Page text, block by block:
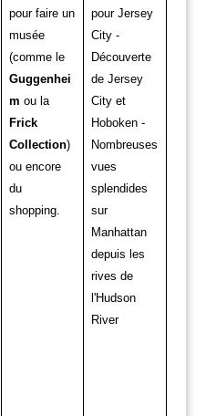
pour faire un
musée
(comme le
Guggenhei
m ou la
Frick
Collection)
ou encore
du
shopping.
pour Jersey
City -
Découverte
de Jersey
City et
Hoboken -
Nombreuses
vues
splendides
sur
Manhattan
depuis les
rives de
l'Hudson
River